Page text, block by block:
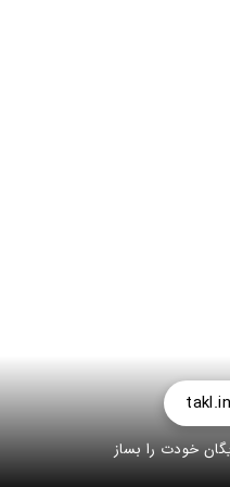
خودت را بساز